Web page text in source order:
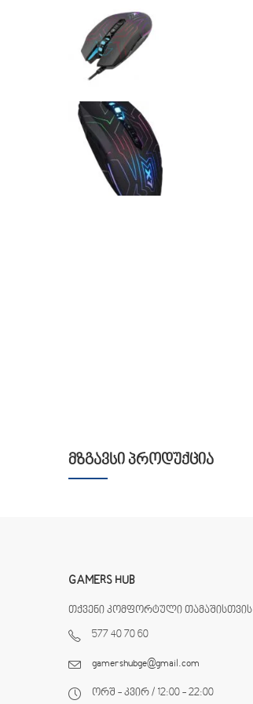
ᲛᲖᲒᲐᲕᲡᲘ ᲞᲠᲝᲓᲣᲥᲪᲘᲐ
GAMERS HUB
თქვენი კომფორტული თამაშისთვის
577 40 70 60
gamershubge@gmail.com
ორშ - კვირ / 12:00 - 22:00